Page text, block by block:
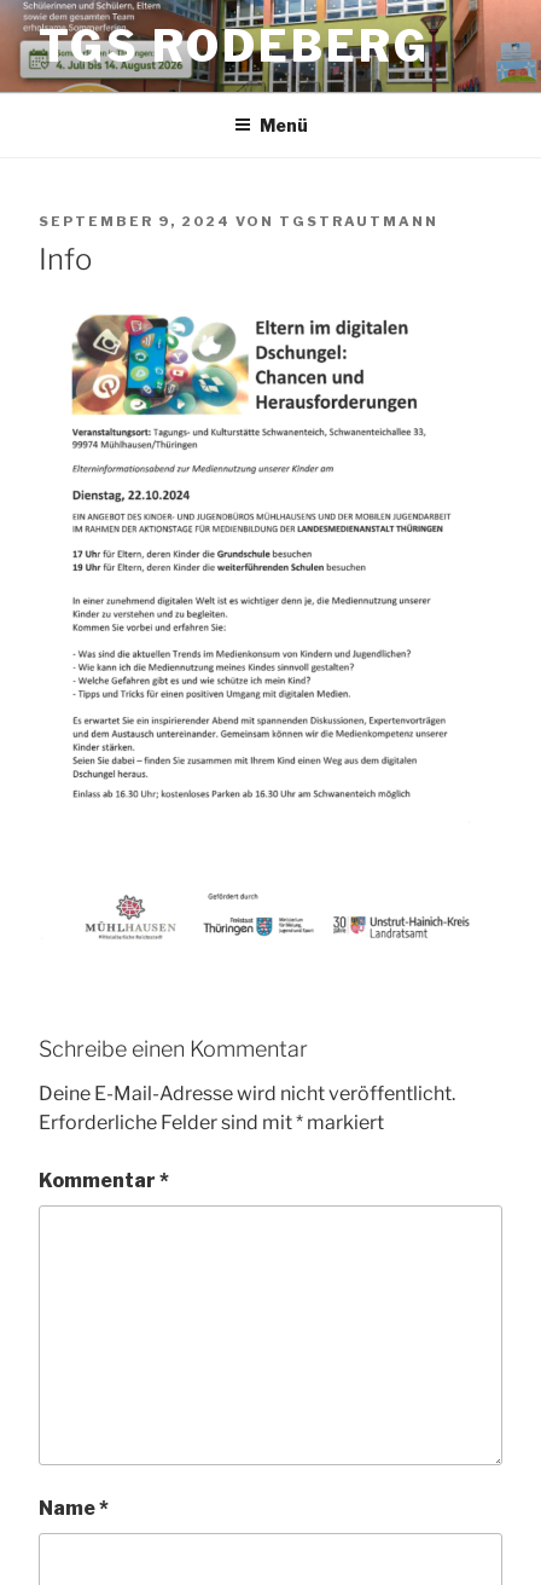
Zum
Inhalt
springenTGS RODEBERG
Menü
VERÖFFENTLICHT
AM
SEPTEMBER 9, 2024 VON TGSTRAUTMANN
Info
Schreibe einen Kommentar
Deine E-Mail-Adresse wird nicht veröffentlicht.
Erforderliche Felder sind mit* markiert
Kommentar *
Name*